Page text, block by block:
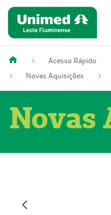
Acesso Rápido
Novas Aquisições
Novas